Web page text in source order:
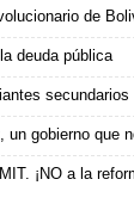
de
deuda pública
secundarios
un gobierno que
¡NO a la